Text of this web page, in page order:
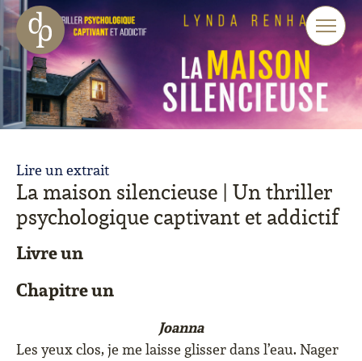
Aller au contenu principal
Aller à la navigation
Aller à la recherche sur le site web
Lire un extrait
La maison silencieuse | Un thriller
psychologique captivant et addictif
Livre un
Chapitre un
Joanna
Les yeux clos, je me laisse glisser dans l’eau. Nager